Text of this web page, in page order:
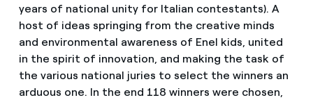
years of national unity for Italian contestants). A
host of ideas springing from the creative minds
and environmental awareness of Enel kids, united
in the spirit of innovation, and making the task of
the various national juries to select the winners an
arduous one. In the end 118 winners were chosen,